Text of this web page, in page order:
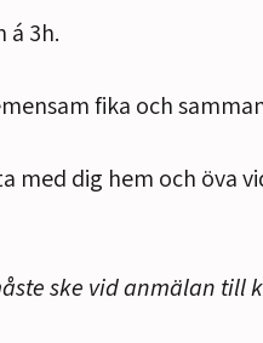
á 3h.
fika och
med dig hem och öva
ske vid anmälan till